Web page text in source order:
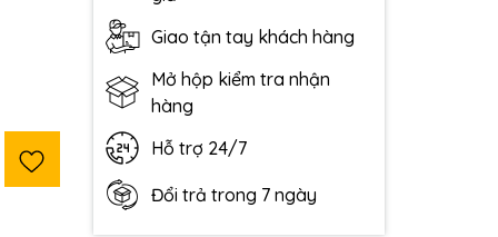
Giao tận tay khách hàng
Mở hộp kiểm tra nhận
hàng
Hỗ trợ 24/7
Đổi trả trong 7 ngày